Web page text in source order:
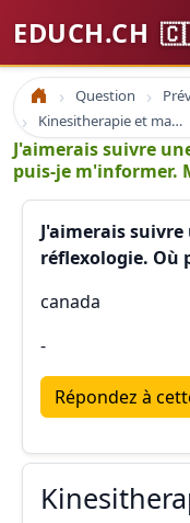
EDUCH.CH
Accueil Question
Kinesitherapie et massage
J'aimerais suivre
puis-je m'informer.
J'aimerais
réflexologie. Où
canada
-
Répondez à